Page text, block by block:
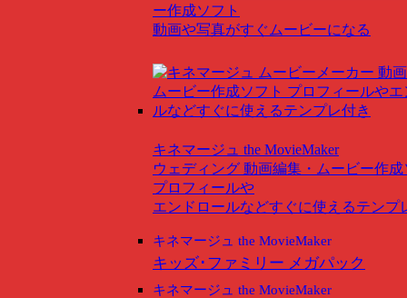
ー作成ソフト
動画や写真がすぐムービーになる
キネマージュ the MovieMaker
ウェディング 動画編集・ムービー作成
プロフィールや
エンドロールなどすぐに使えるテンプ
キネマージュ the MovieMaker
キッズ･ファミリー メガパック
キネマージュ the MovieMaker